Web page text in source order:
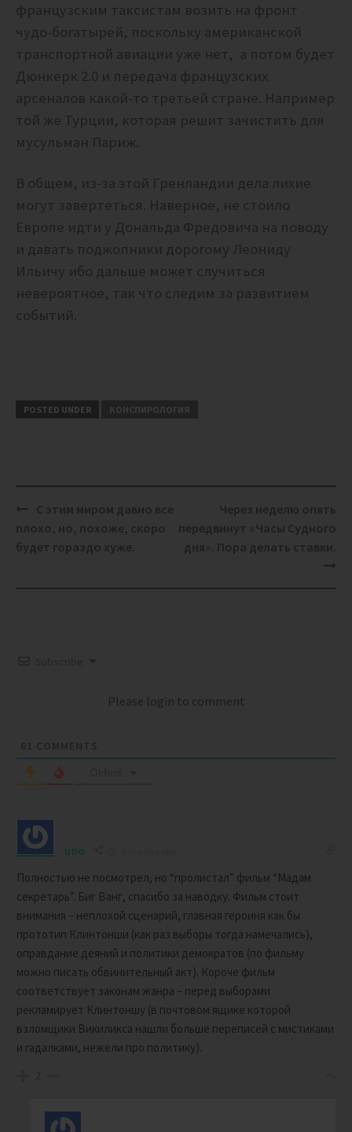
французским таксистам возить на фронт
чудо-богатырей, поскольку американской
транспортной авиации уже нет, а потом будет
Дюнкерк 2.0 и передача французских
арсеналов какой-то третьей стране. Например
той же Турции, которая решит зачистить для
мусульман Париж.
В общем, из-за этой Гренландии дела лихие
могут завертеться. Наверное, не стоило
Европе идти у Дональда Фредовича на поводу
и давать поджопники дорогому Леониду
Ильичу ибо дальше может случиться
невероятное, так что следим за развитием
событий.
POSTED UNDER КОНСПИРОЛОГИЯ
Post
Please login to comment
uno
Полностью не посмотрел, но “пролистал” фильм “Мадам
секретарь”. Биг Ванг, спасибо за наводку. Фильм стоит
внимания – неплохой сценарий, главная героиня как бы
прототип Клинтонши (как раз выборы тогда намечались),
оправдание деяний и политики демократов (по фильму
можно писать обвинительный акт). Короче фильм
соответствует законам жанра – перед выборами
рекламирует Клинтоншу (в почтовом ящике которой
взломщики Викиликса нашли больше переписей с мистиками
и гадалками, нежели про политику).
2